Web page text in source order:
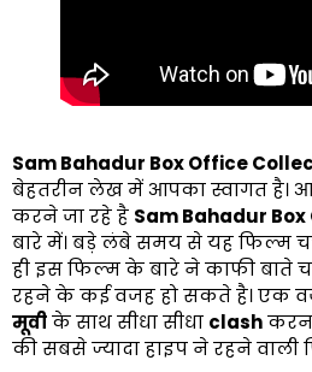
Sam Bahadur Box Office
बेहतरीन लेख में आपका स्वागत है।
करने जा रहे है Sam Bahadur
बारे में। बड़े लंबे समय से यह फिल्म
ही इस फिल्म के बारे ने काफी बाते
रहने के कई वजह हो सकते है। एक
मूवीके साथ सीधा सीधा clash
की सबसे ज्यादा हाइप ने रहने